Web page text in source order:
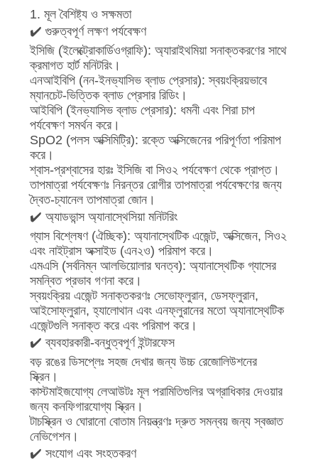
কারখানা
পরিদর্শন
গুণমান
নিয়ন্ত্রণ
আমাদের
সাথে
যোগাযোগ
একটি
উদ্ধৃতি
অনুরোধ
করুন
NEWS
সাইট
ম্যাপ
1. মূল বৈশিষ্ট্য ও সক্ষমতা
✔️ গুরুত্বপূর্ণ লক্ষণ পর্যবেক্ষণ
ইসিজি (ইলেক্ট্রোকার্ডিওগ্রাফি): অ্যারাইথমিয়া সনাক্তকরণের সাথে
ক্রমাগত হার্ট মনিটরিং।
এনআইবিপি (নন-ইনভ্যাসিভ ব্লাড প্রেসার): স্বয়ংক্রিয়ভাবে
ম্যানচেট-ভিত্তিক ব্লাড প্রেসার রিডিং।
আইবিপি (ইনভ্যাসিভ ব্লাড প্রেসার): ধমনী এবং শিরা চাপ
পর্যবেক্ষণ সমর্থন করে।
SpO2 (পলস অক্সিমিট্রি): রক্তে অক্সিজেনের পরিপূর্ণতা পরিমাপ
করে।
শ্বাস-প্রশ্বাসের হারঃ ইসিজি বা সিও২ পর্যবেক্ষণ থেকে প্রাপ্ত।
তাপমাত্রা পর্যবেক্ষণঃ নিরন্তর রোগীর তাপমাত্রা পর্যবেক্ষণের জন্য
দ্বৈত-চ্যানেল তাপমাত্রা জোন।
✔️ অ্যাডভান্স অ্যানাস্থেসিয়া মনিটরিং
গ্যাস বিশ্লেষণ (ঐচ্ছিক): অ্যানাস্থেটিক এজেন্ট, অক্সিজেন, সিও২
এবং নাইট্রাস অক্সাইড (এন২ও) পরিমাপ করে।
এমএসি (সর্বনিম্ন আলভিয়োলার ঘনত্ব): অ্যানাস্থেটিক গ্যাসের
সমন্বিত প্রভাব গণনা করে।
স্বয়ংক্রিয় এজেন্ট সনাক্তকরণঃ সেভোফ্লুরান, ডেসফ্লুরান,
আইসোফ্লুরান, হ্যালোথান এবং এনফ্লুরানের মতো অ্যানাস্থেটিক
এজেন্টগুলি সনাক্ত করে এবং পরিমাপ করে।
✔️ ব্যবহারকারী-বন্ধুত্বপূর্ণ ইন্টারফেস
বড় রঙের ডিসপ্লেঃ সহজ দেখার জন্য উচ্চ রেজোলিউশনের
স্ক্রিন।
কাস্টমাইজযোগ্য লেআউটঃ মূল পরামিতিগুলির অগ্রাধিকার দেওয়ার
জন্য কনফিগারযোগ্য স্ক্রিন।
টাচস্ক্রিন ও ঘোরানো বোতাম নিয়ন্ত্রণঃ দ্রুত সমন্বয় জন্য স্বজ্ঞাত
নেভিগেশন।
✔️ সংযোগ এবং সংহতকরণ